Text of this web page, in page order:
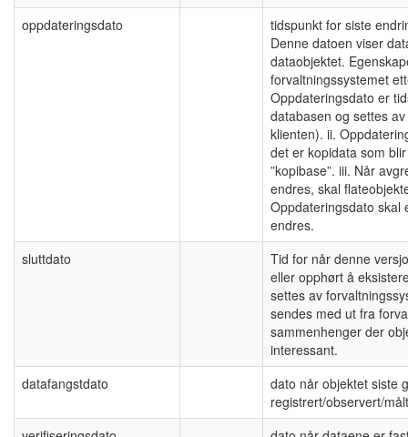
oppdateringsdato
tidspunkt for siste
Denne datoen viser
dataobjektet.
forvaltningssystemet
Oppdateringsdato er
databasen og settes
klienten). ii.
det er kopidata som
”kopibase”. iii. Når
endres, skal
Oppdateringsdato skal
endres.
sluttdato
Tid for når denne
eller opphørt å
settes av
sendes med ut fra
sammenhenger der
interessant.
datafangstdato
dato når objektet siste
registrert/observert/